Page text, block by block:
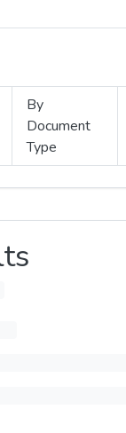
By
Document
Type